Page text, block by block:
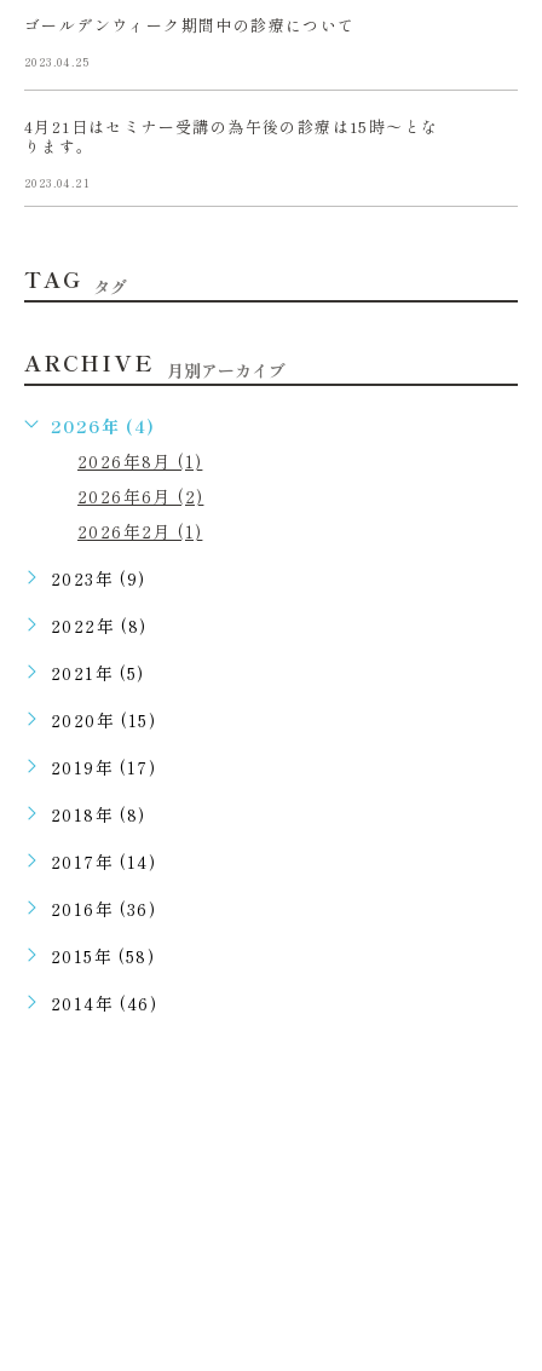
ゴールデンウィーク期間中の診療について
2023.04.25
4月21日はセミナー受講の為午後の診療は15時〜とな
ります。
2023.04.21
TAG タグ
ARCHIVE 月別アーカイブ
2026年 (4)
2026年8月 (1)
2026年6月 (2)
2026年2月 (1)
2023年 (9)
2022年 (8)
2021年 (5)
2020年 (15)
2019年 (17)
2018年 (8)
2017年 (14)
2016年 (36)
2015年 (58)
2014年 (46)